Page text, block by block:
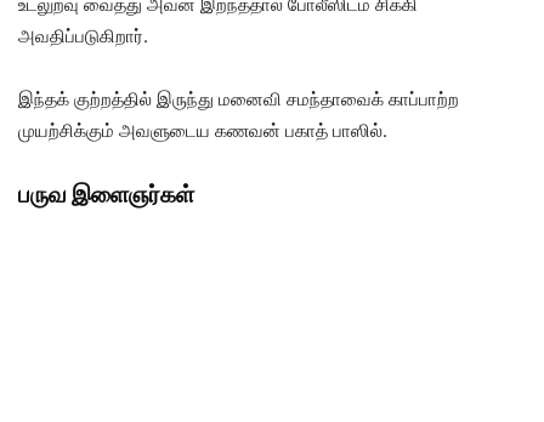
அவதிப்படுகிறார்.
இந்தக் குற்றத்தில் இருந்து மனைவி சமந்தாவைக் காப்பாற்ற
முயற்சிக்கும் அவளுடைய கணவன் பகாத் பாஸில்.
பருவ இளைஞர்கள்